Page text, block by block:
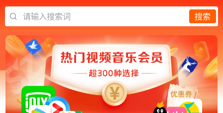
请输入搜索词 搜索